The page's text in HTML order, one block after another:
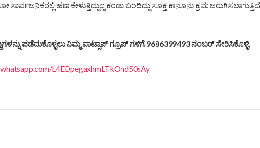
ಹಣ ಕೇಳುತ್ತಿದ್ದುದ್ದ ಕಂಡು ಬಂದಿದ್ದು ಸೂಕ್ತ ಕಾನೂನು ಕ್ರಮ ಜರುಗಿಸಲಾಗುತ್ತಿದೆ
ಪಡೆದುಕೊಳ್ಳಲು ನಿಮ್ಮ ವಾಟ್ಸಾಪ್ ಗ್ರೂಪ್ ಗಳಿಗೆ 9686399493 ನಂಬರ್ ಸೇರಿಸಿಕೊಳ್ಳಿ.
L4EDpegaxhmLTkOnd50sAy